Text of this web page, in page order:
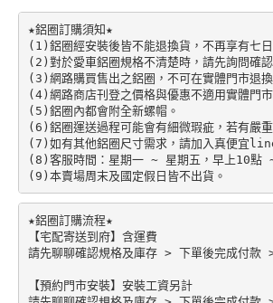
★鋁圈訂購須知★
(1)鋁圈經安裝後皆不能退換貨，不再享有七
(2)對於愛車鋁圈規格不清楚時，請先詢問確
(3)網路購買售出之鋁圈，不可在實體門市退換
(4)網路商店刊登之價格與優惠不適用實體門
(5)鋁圈內都會附全新螺帽。
(6)鋁圈運送過程可能會有細微瑕疵，若有嚴
(7)如有其他鋁圈尺寸需求，請加入真便宜
(8)客服時間：星期一 ~ 星期五，早上10點
★鋁圈訂購流程★
【宅配寄送到府】含運費
請先聊聊確認規格及庫存 > 下單後完成付
【預約門市安裝】安裝工資另計